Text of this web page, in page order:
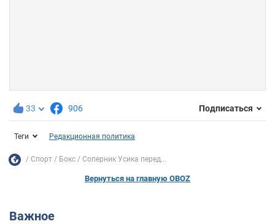
33 906 Подписаться
Теги Редакционная политика
Спорт Бокс Соперник Усика перед...
Вернуться на главную OBOZ
Важное